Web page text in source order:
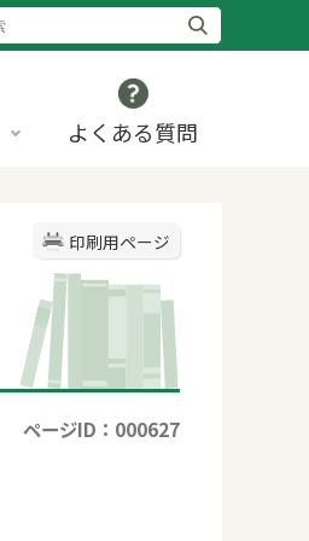
よくある質問
印刷用ページ
ページID：000627